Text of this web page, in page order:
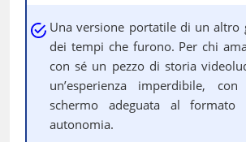
Una versione portatile di un altro
dei tempi che furono. Per chi
con sé un pezzo di storia
un’esperienza imperdibile,
schermo adeguata al
autonomia.